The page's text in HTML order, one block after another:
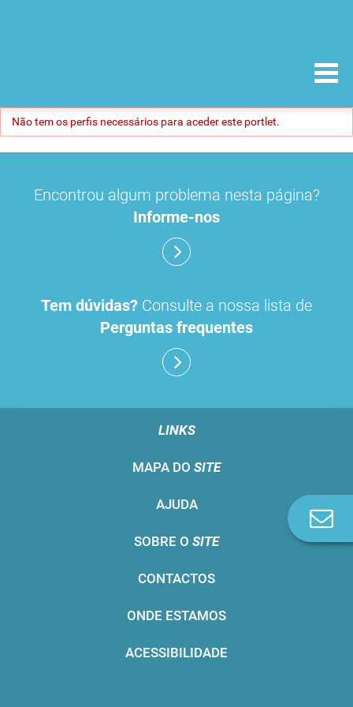
Não tem os perfis necessários para aceder este portlet.
Encontrou algum problema nesta página?
Informe-nos
Tem dúvidas? Consulte a nossa lista de
Perguntas frequentes
LINKS
MAPA DO SITE
AJUDA
SOBRE O SITE
CONTACTOS
ONDE ESTAMOS
ACESSIBILIDADE